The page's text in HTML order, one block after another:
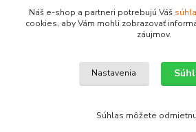
leksunsro@gmail.com
Upravit sběr cookies.
Náš e-shop a partneri potrebujú Váš
cookies, aby Vám mohli zobrazovať
záujmov.
Nastavenia
Súhlas môžete